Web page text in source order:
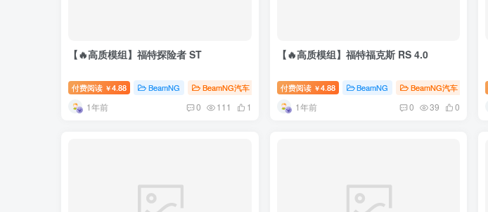
【🔥高质模组】福特探险者 ST
付费阅读 ￥4.88 BeamNG BeamNG汽车
1年前 0 111 1
【🔥高质模组】福特福克斯 RS 4.0
付费阅读 ￥4.88 BeamNG BeamNG汽车
1年前 0 39 0